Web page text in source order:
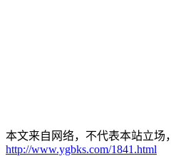
本文来自网络，不代表本站立场
http://www.ygbks.com/1841.html